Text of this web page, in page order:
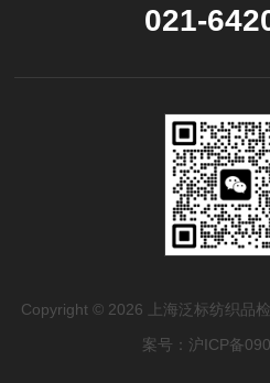
021-
Copyright © 2026 上海泛标纺织品
案号：沪ICP备